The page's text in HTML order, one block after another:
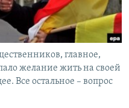
главное,
желание жить на своей
Все остальное – вопрос